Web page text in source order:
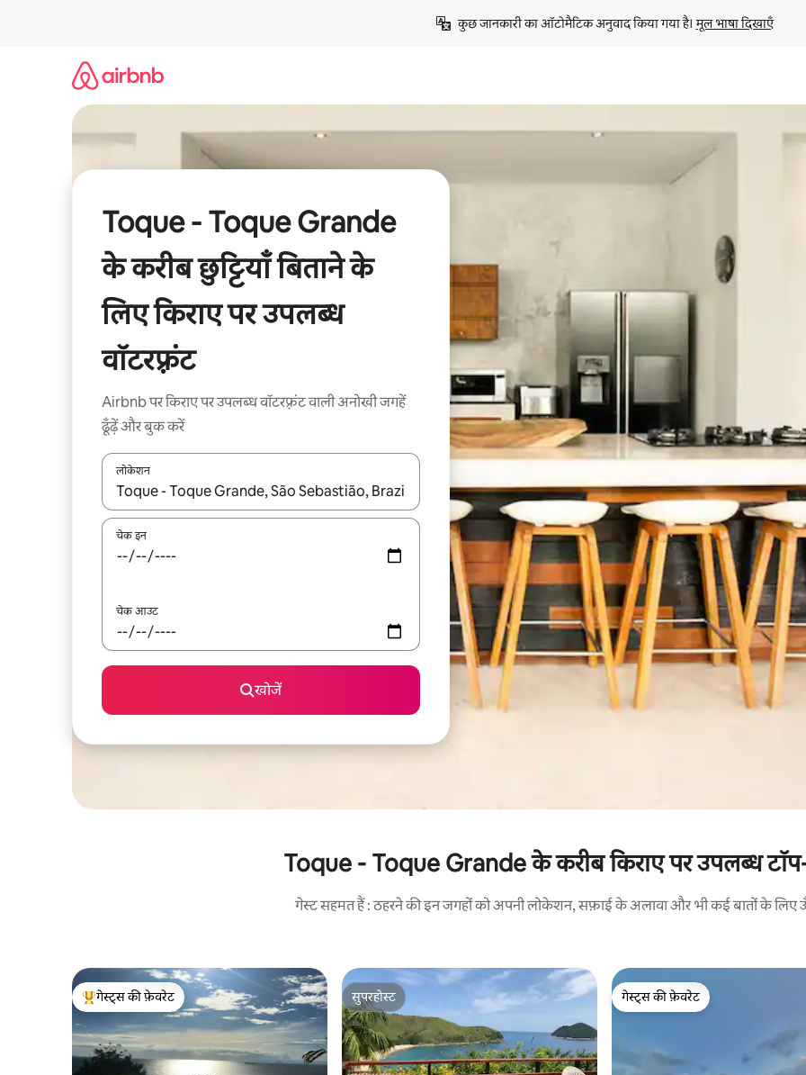
कुछ जानकारी का ऑटोमैटिक अनुवाद किया गया है। मूल भाषा दिखाएँ
Toque - Toque Grande
के करीब छुट्टियाँ बिताने के
लिए किराए पर उपलब्ध
वॉटरफ़्रंट
Airbnb पर किराए पर उपलब्ध वॉटरफ़्रंट वाली अनोखी जगहें
ढूँढ़ें और बुक करें
लोकेशन
नतीजों के उपलब्ध होने पर, अप और डाउन 'ऐरो की' का इस्तेमाल करके नेविगेट करें या टच या फिर स्वाइप जेस्चर का इस्तेमाल करके एक्सप्लोर करें।
चेक इन
चेक आउट
खोजें
Toque - Toque Grande के करीब किराए पर उपलब्ध टॉप-
गेस्ट सहमत हैं : ठहरने की इन जगहों को अपनी लोकेशन, सफ़ाई के अलावा और भी कई बातों के लिए
गेस्ट्स का टॉप फ़ेवरेट
गेस्ट्स की फ़ेवरेट
सुपरहोस्ट
सुपरहोस्ट
गेस्ट्स की फ़ेवरेट
गेस्ट्स की फ़ेवरेट